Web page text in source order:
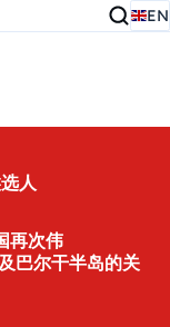
EN
人
再次伟
巴尔干半岛的关